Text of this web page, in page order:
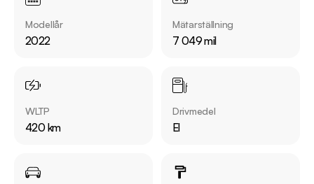
Utrustning inkluderar:
Modellår
2022
Mätarställning
7 049 mil
WLTP
420 km
Drivmedel
El